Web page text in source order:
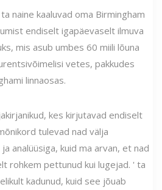
naine kaaluvad oma Birmingham
endiselt igapäevaselt ilmuva
mis asub umbes 60 miili lõuna
vetes, pakkudes
linnaosas.
kes kirjutavad endiselt
tulevad nad välja
analüüsiga, kuid ma arvan, et nad
rohkem pettunud kui lugejad. ' ta
kadunud, kuid see jõuab